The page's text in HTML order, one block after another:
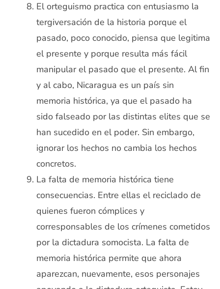
El orteguismo practica con entusiasmo la
tergiversación de la historia porque el
pasado, poco conocido, piensa que legitima
el presente y porque resulta más fácil
manipular el pasado que el presente. Al fin
y al cabo, Nicaragua es un país sin
memoria histórica, ya que el pasado ha
sido falseado por las distintas elites que se
han sucedido en el poder. Sin embargo,
ignorar los hechos no cambia los hechos
concretos.
La falta de memoria histórica tiene
consecuencias. Entre ellas el reciclado de
quienes fueron cómplices y
corresponsables de los crímenes cometidos
por la dictadura somocista. La falta de
memoria histórica permite que ahora
aparezcan, nuevamente, esos personajes